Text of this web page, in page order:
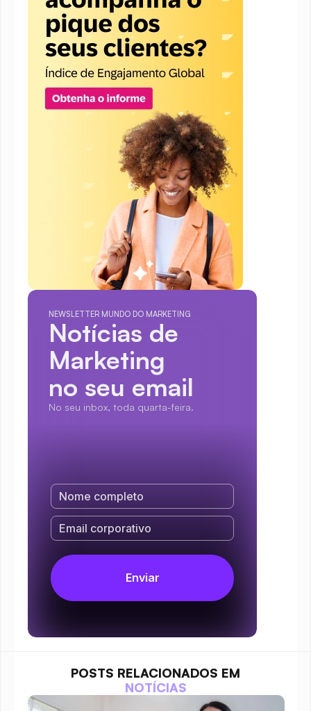
NEWSLETTER MUNDO DO MARKETING
Notícias de
Marketing
no seu email
No seu inbox, toda quarta-feira.
POSTS RELACIONADOS EM
NOTÍCIAS